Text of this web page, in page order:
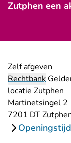
Zutphen een
Zelf afgeven
Rechtbank
locatie Zutphen
Martinetsingel 2
7201 DT Zutphen